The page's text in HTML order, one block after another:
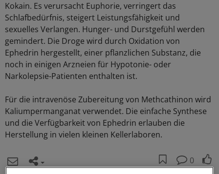
Kokain. Es verursacht Euphorie, verringert das
Schlafbedürfnis, steigert Leistungsfähigkeit und
sexuelles Verlangen. Hunger- und Durstgefühl werden
gemindert. Die Droge wird durch Oxidation von
Ephedrin hergestellt, einer pflanzlichen Substanz, die
noch in einigen Arzneien für Hypotonie- oder
Narkolepsie-Patienten enthalten ist.
Für die intravenöse Zubereitung von Methcathinon wird
Kaliumpermanganat verwendet. Die einfache Synthese
und die Verfügbarkeit von Ephedrin erlauben die
Herstellung in vielen kleinen Kellerlaboren.
0